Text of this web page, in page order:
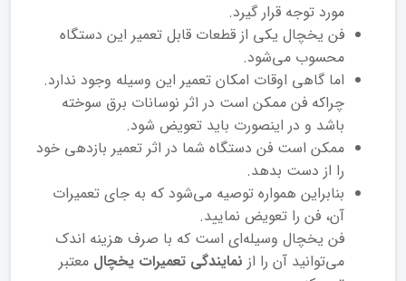
مورد توجه قرار گیرد.
فن یخچال یکی از قطعات قابل تعمیر این دستگاه
محسوب می‌شود.
اما گاهی اوقات امکان تعمیر این وسیله وجود ندارد.
چراکه فن ممکن است در اثر نوسانات برق سوخته
باشد و در اینصورت باید تعویض شود.
ممکن است فن دستگاه شما در اثر تعمیر بازدهی خود
را از دست بدهد.
بنابراین همواره توصیه می‌شود که به جای تعمیرات
آن، فن را تعویض نمایید.
فن یخچال وسیله‌ای است که با صرف هزینه اندک
می‌توانید آن را از نمایندگی تعمیرات یخچال معتبر